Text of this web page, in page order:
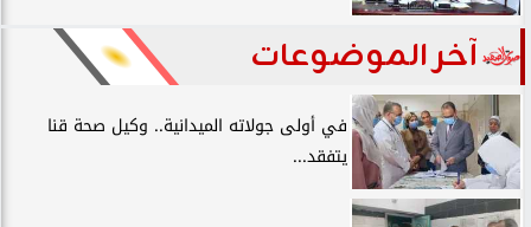
آخر الموضوعات
في أولى جولاته الميدانية.. وكيل صحة قنا
يتفقد...